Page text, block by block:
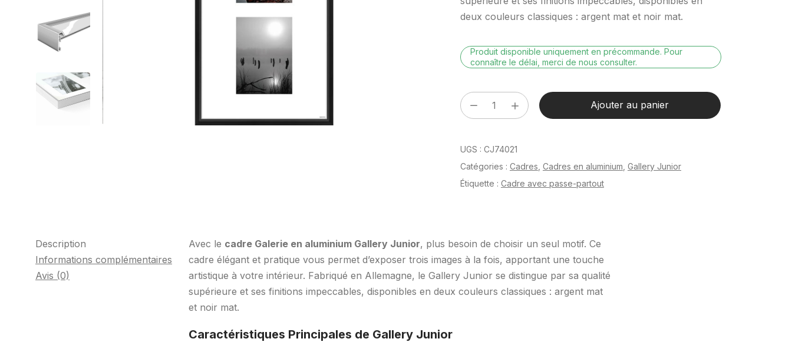
deux couleurs classiques : argent mat et noir mat.
Produit disponible uniquement en précommande. Pour
connaître le délai, merci de nous consulter.
quantité
de
Junior
Ajouter au panier
UGS : CJ74021
Catégories : Cadres Cadres en aluminium Gallery Junior
Étiquette : Cadre avec passe-partout
Description
Informations complémentaires
Avis (0)
Avec le cadre Galerie en aluminium Gallery Junior, plus besoin de choisir un seul motif. Ce
cadre élégant et pratique vous permet d’exposer trois images à la fois, apportant une touche
artistique à votre intérieur. Fabriqué en Allemagne, le Gallery Junior se distingue par sa qualité
supérieure et ses finitions impeccables, disponibles en deux couleurs classiques : argent mat
et noir mat.
Caractéristiques Principales de Gallery Junior